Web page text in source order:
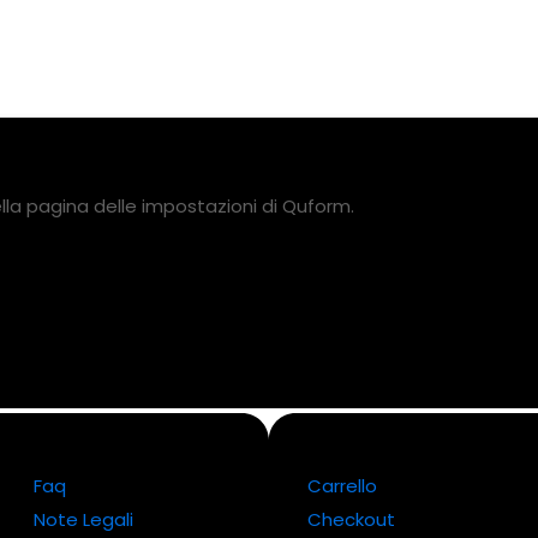
pagina delle impostazioni di Quform.
Faq
Note Legali
Carrello
Checkout